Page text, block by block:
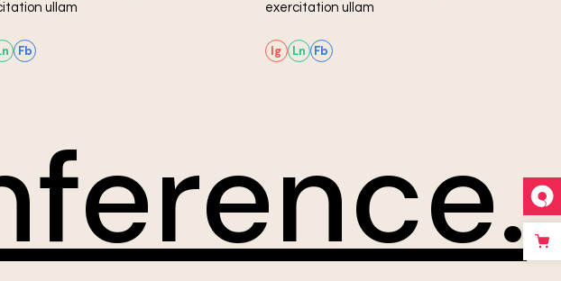
ullam
Fb
exercitation ullam
Ig Ln Fb